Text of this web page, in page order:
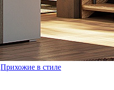
Прихожие в стиле